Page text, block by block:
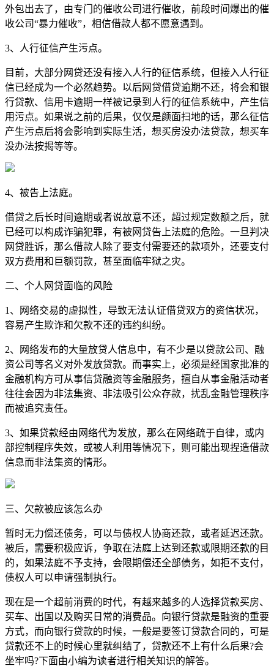
外包出去了，由专门的催收公司进行催收，前段时间爆出的催
收公司“暴力催收”，相信借款人都不愿意遇到。
3、人行征信产生污点。
目前，大部分网贷还没有接入人行的征信系统，但接入人行征
信已经成为一个必然趋势。以后网贷借贷逾期不还，将会和银
行贷款、信用卡逾期一样被记录到人行的征信系统中，产生信
用污点。如果说之前的后果，仅仅是颜面扫地的话，那么征信
产生污点后将会影响到实际生活，想买房没办法贷款，想买车
没办法按揭等等。
4、被告上法庭。
借贷之后长时间逾期或者说故意不还，超过规定数额之后，就
已经可以构成诈骗犯罪，有被网贷告上法庭的危险。一旦判决
网贷胜诉，那么借款人除了要支付需要还的款项外，还要支付
双方费用和巨额罚款，甚至面临牢狱之灾。
二、个人网贷面临的风险
1、网络交易的虚拟性，导致无法认证借贷双方的资信状况，
容易产生欺诈和欠款不还的违约纠纷。
2、网络发布的大量放贷人信息中，有不少是以贷款公司、融
资公司等名义对外发放贷款。而事实上，必须是经国家批准的
金融机构方可从事信贷融资等金融服务，擅自从事金融活动者
往往会因为非法集资、非法吸引公众存款，扰乱金融管理秩序
而被追究责任。
3、如果贷款经由网络代为发放，那么在网络疏于自律，或内
部控制程序失效，或被人利用等情况下，则可能出现捏造借款
信息而非法集资的情形。
三、欠款被应该怎么办
暂时无力偿还债务，可以与债权人协商还款，或者延迟还款。
被后，需要积极应诉，争取在法庭上达到还款或限期还款的目
的，如果法庭不予支持，会限期偿还全部债务，如拒不支付，
债权人可以申请强制执行。
​现在是一个超前消费的时代，有越来越多的人选择贷款买房、
买车、出国以及购买日常的消费品。向银行贷款是融资的重要
方式，而向银行贷款的时候，一般是要签订贷款合同的，可是
贷款还不上的时候心里就纠结了，贷款还不上有什么后果?会
坐牢吗?下面由小编为读者进行相关知识的解答。